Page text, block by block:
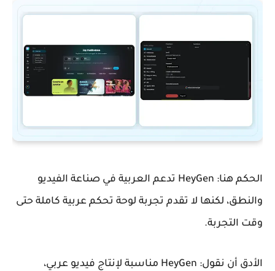
الحكم هنا: HeyGen تدعم العربية في صناعة الفيديو
والنطق، لكنها لا تقدم تجربة لوحة تحكم عربية كاملة حتى
وقت التجربة.
الأدق أن نقول: HeyGen مناسبة لإنتاج فيديو عربي،